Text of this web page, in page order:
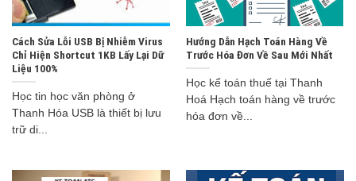
Cách Sửa Lỗi USB Bị Nhiễm Virus
Chỉ Hiện Shortcut 1KB Lấy Lại Dữ
Liệu 100%
Học tin học văn phòng ở
Thanh Hóa USB là thiết bị lưu
trữ di...
Hướng Dẫn Hạch Toán Hàng Về
Trước Hóa Đơn Về Sau Mới Nhất
Học kế toán thuế tại Thanh
Hoá Hạch toán hàng về trước
hóa đơn về...